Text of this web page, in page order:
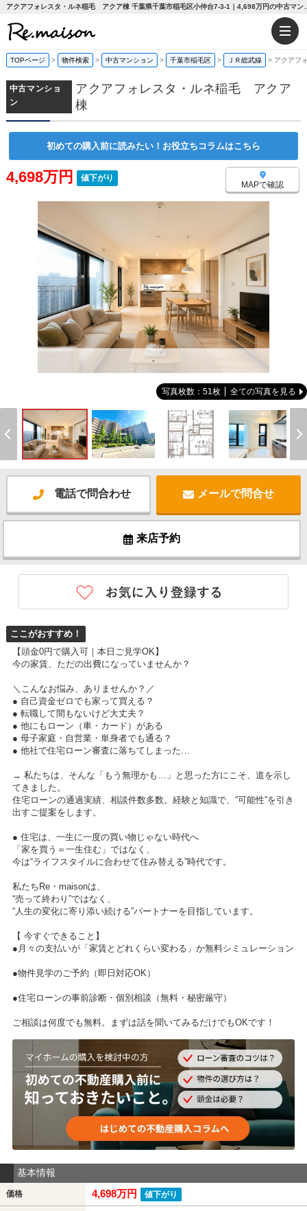
アクアフォレスタ・ルネ稲毛 アクア棟 千葉県千葉市稲
TOPページ > 物件検索 > 中古マンション > 千葉市稲毛区 > ＪＲ総武線 > アクアフ
中古マンショ
ン
アクアフォレスタ・ルネ稲毛 アクア
棟
初めての購入前に読みたい！お役立ちコラムはこちら
4,698万円 値下がり
MAPで確認
-
写真枚数：51枚 全ての写真を見る
電話で問合わせ メールで問合せ
来店予約
ここがおすすめ！
【頭金0円で購入可｜本日ご見学OK】
今の家賃、ただの出費になっていませんか？
＼こんなお悩み、ありませんか？／
● 自己資金ゼロでも家って買える？
● 転職して間もないけど大丈夫？
● 他にもローン（車・カード）がある
● 母子家庭・自営業・単身者でも通る？
● 他社で住宅ローン審査に落ちてしまった…
→ 私たちは、そんな「もう無理かも…」と思った方にこそ、道を示し
てきました。
住宅ローンの通過実績、相談件数多数。経験と知識で、“可能性”を引き
出すご提案をします。
● 住宅は、一生に一度の買い物じゃない時代へ
「家を買う＝一生住む」ではなく、
今は“ライフスタイルに合わせて住み替える”時代です。
私たちRe・maisonは、
“売って終わり”ではなく、
“人生の変化に寄り添い続ける”パートナーを目指しています。
【 今すぐできること】
●月々の支払いが「家賃とどれくらい変わる」か無料シミュレーション
●物件見学のご予約（即日対応OK）
●住宅ローンの事前診断・個別相談（無料・秘密厳守）
ご相談は何度でも無料。まずは話を聞いてみるだけでもOKです！
基本情報
価格 4,698万円 値下がり